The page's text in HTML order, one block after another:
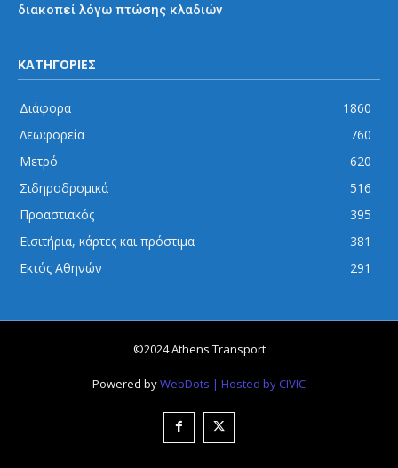
διακοπεί λόγω πτώσης κλαδιών
ΚΑΤΗΓΟΡΙΕΣ
Διάφορα
1860
Λεωφορεία
760
Μετρό
620
Σιδηροδρομικά
516
Προαστιακός
395
Εισιτήρια, κάρτες και πρόστιμα
381
Εκτός Αθηνών
291
©2024 Athens Transport
Powered byWebDots | Hosted by CIVIC